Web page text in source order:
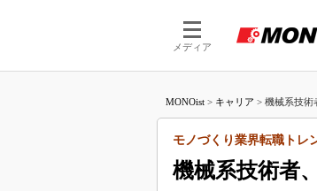
メディア
MONOist > キャリア > 機械系技術
機械系技術者
モノづくり業界転職トレ